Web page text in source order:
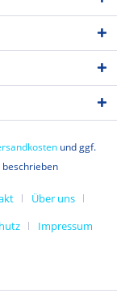
und ggf.
Über uns
Impressum